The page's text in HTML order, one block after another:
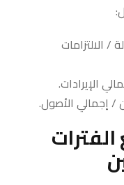
/ الالتزامات
الإيرادات.
/ إجمالي الأصول.
الفترات